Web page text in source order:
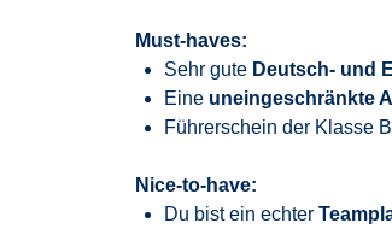
Must-haves:
Sehr gute Deutsch- und
Eine uneingeschränkte
Führerschein der Klasse
Nice-to-have:
Du bist ein echter